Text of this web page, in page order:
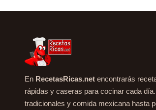
En RecetasRicas.net encontrarás
rápidas y caseras para cocinar cada
tradicionales y comida mexicana hasta